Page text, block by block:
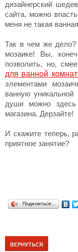
дизайнерский
сайта, можно
меня не такая
Так в чем же дело?
мозаике! Вы,
позволить, но,
для ванной
элементами
ванную
души можно
магазина. Дерзайте!
И скажите теперь,
приятное занятие?
Поделиться…
ВЕРНУТЬСЯ